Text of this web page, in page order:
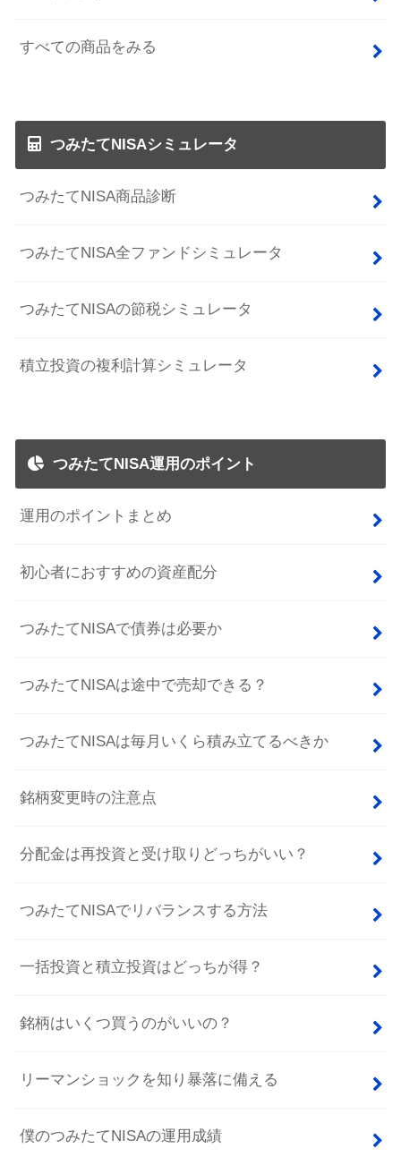
すべての商品をみる
つみたてNISAシミュレータ
つみたてNISA商品診断
つみたてNISA全ファンドシミュレータ
つみたてNISAの節税シミュレータ
積立投資の複利計算シミュレータ
つみたてNISA運用のポイント
運用のポイントまとめ
初心者におすすめの資産配分
つみたてNISAで債券は必要か
つみたてNISAは途中で売却できる？
つみたてNISAは毎月いくら積み立てるべきか
銘柄変更時の注意点
分配金は再投資と受け取りどっちがいい？
つみたてNISAでリバランスする方法
一括投資と積立投資はどっちが得？
銘柄はいくつ買うのがいいの？
リーマンショックを知り暴落に備える
僕のつみたてNISAの運用成績